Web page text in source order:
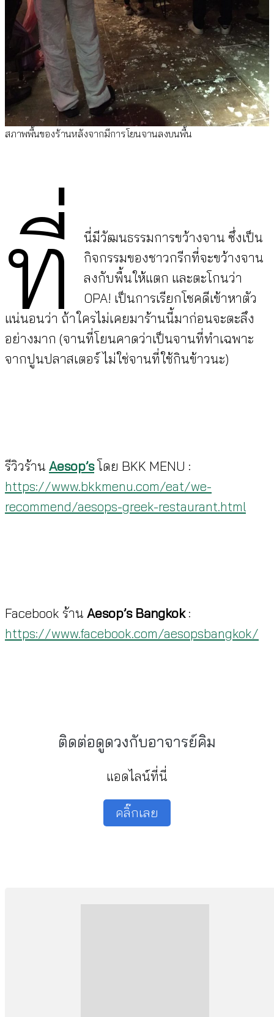
สภาพพื้นของร้านหลังจากมีการโยนจานลงบนพื้น
ที่
นี่มีวัฒนธรรมการขว้างจาน ซึ่งเป็น
กิจกรรมของชาวกรีกที่จะขว้างจาน
ลงกับพื้นให้แตก และตะโกนว่า
OPA! เป็นการเรียกโชคดีเข้าหาตัว
แน่นอนว่า ถ้าใครไม่เคยมาร้านนี้มาก่อนจะตะลึง
อย่างมาก (จานที่โยนคาดว่าเป็นจานที่ทำเฉพาะ
จากปูนปลาสเตอร์ ไม่ใช่จานที่ใช้กินข้าวนะ)
รีวิวร้าน Aesop’sโดย BKK MENU :
https://www.bkkmenu.com/eat/we-
recommend/aesops-greek-restaurant.html
Facebook ร้าน Aesop’s Bangkok:
https://www.facebook.com/aesopsbangkok/
ติดต่อดูดวงกับอาจารย์คิม
แอดไลน์ที่นี่
คลิ๊กเลย